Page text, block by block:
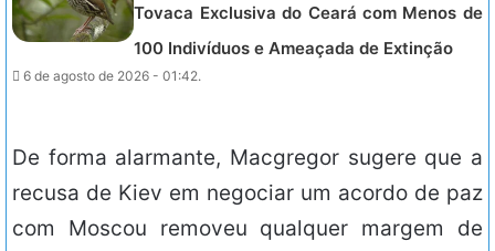
Tovaca Exclusiva do Ceará com Menos de
100 Indivíduos e Ameaçada de Extinção
6 de agosto de 2026 - 01:42.
De forma alarmante, Macgregor sugere que a
recusa de Kiev em negociar um acordo de paz
com Moscou removeu qualquer margem de